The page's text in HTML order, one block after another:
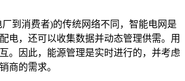
到消费者)的传统网络不同，智能电网是
电，还可以收集数据并动态管理供需。用
。因此，能源管理是实时进行的，并考虑
商的需求。